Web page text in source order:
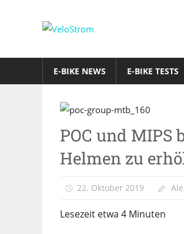
Online-
E-BIKE NEWS E-BIKE TESTS
Bike
POC und
Helmen zu
22. Oktober 2019
Lesezeit etwa 4 Minuten